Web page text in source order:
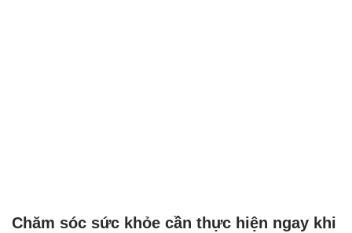
Chăm sóc sức khỏe cần thực hiện ngay khi